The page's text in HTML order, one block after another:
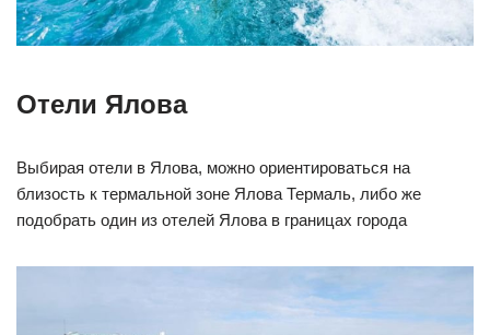
Отели Ялова
Выбирая отели в Ялова, можно ориентироваться на
близость к термальной зоне Ялова Термаль, либо же
подобрать один из отелей Ялова в границах города